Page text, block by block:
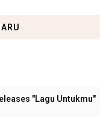
"Lagu Untukmu"